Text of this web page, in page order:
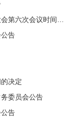
告
决定
委员会公告
告